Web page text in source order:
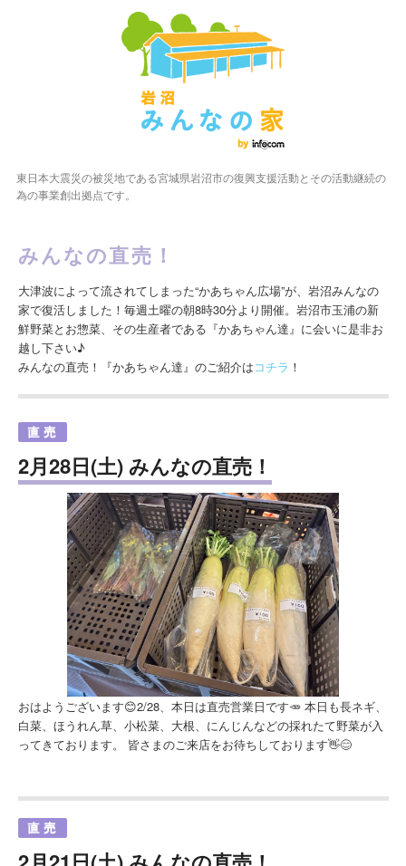
東日本大震災の被災地である宮城県岩沼市の復興支援活動とその活動継続の
為の事業創出拠点です。
みんなの直売！
大津波によって流されてしまった“かあちゃん広場”が、岩沼みんなの
家で復活しました！毎週土曜の朝8時30分より開催。岩沼市玉浦の新
鮮野菜とお惣菜、その生産者である『かあちゃん達』に会いに是非お
越し下さい♪
みんなの直売！『かあちゃん達』のご紹介はコチラ ！
2月28日(土) みんなの直売！
おはようございます😊2/28、本日は直売営業日です🥕 本日も長ネギ、
白菜、ほうれん草、小松菜、大根、にんじんなどの採れたて野菜が入
ってきております。 皆さまのご来店をお待ちしております👋😊